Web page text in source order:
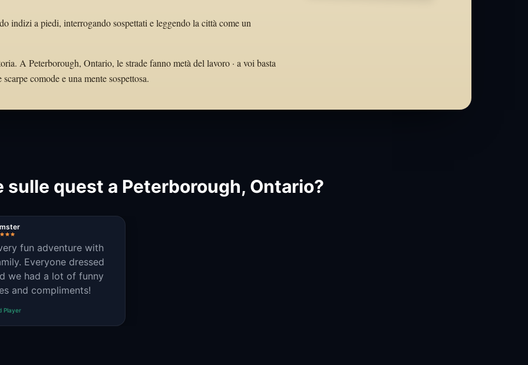
indizi a piedi, interrogando sospettati e leggendo la città come un
A Peterborough, Ontario, le strade fanno metà del lavoro · a voi basta
comode e una mente sospettosa.
sulle quest a Peterborough, Ontario?
fun adventure with
dressed
we had a lot of funny
and compliments!
Player